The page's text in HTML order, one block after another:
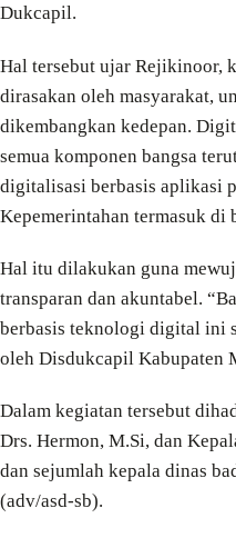
Dukcapil.
Hal tersebut ujar Rejikinoor,
dirasakan oleh masyarakat,
dikembangkan kedepan.
semua komponen bangsa
digitalisasi berbasis aplikasi
Kepemerintahan termasuk di
Hal itu dilakukan guna
transparan dan akuntabel.
berbasis teknologi digital ini
oleh Disdukcapil Kabupaten
Dalam kegiatan tersebut
Drs. Hermon, M.Si, dan
dan sejumlah kepala dinas
(adv/asd-sb).